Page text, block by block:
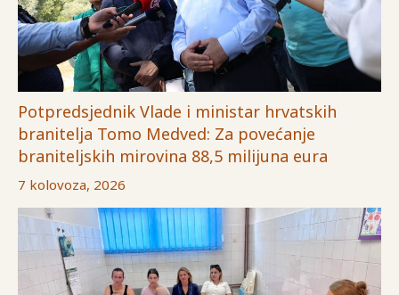
Potpredsjednik Vlade i ministar hrvatskih
branitelja Tomo Medved: Za povećanje
braniteljskih mirovina 88,5 milijuna eura
7 kolovoza, 2026